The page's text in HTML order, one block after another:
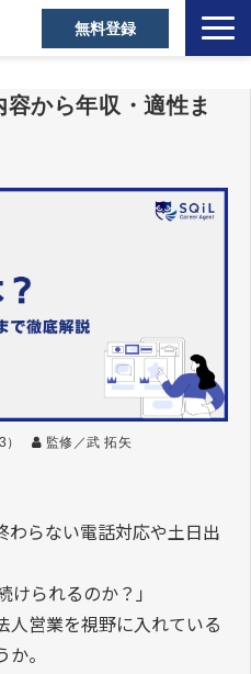
無料登録
ドバイザー
者の声
メディア
から年収・適性ま
）
監修／武 拓矢
わらない電話対応や土日出
けられるのか？」
人営業を視野に入れている
。